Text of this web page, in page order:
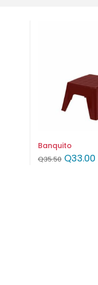
Banquito
Q35.50 Q33.00